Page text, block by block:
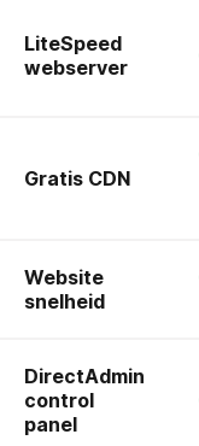
LiteSpeed
webserver
Gratis CDN
Website
snelheid
DirectAdmin
control
panel